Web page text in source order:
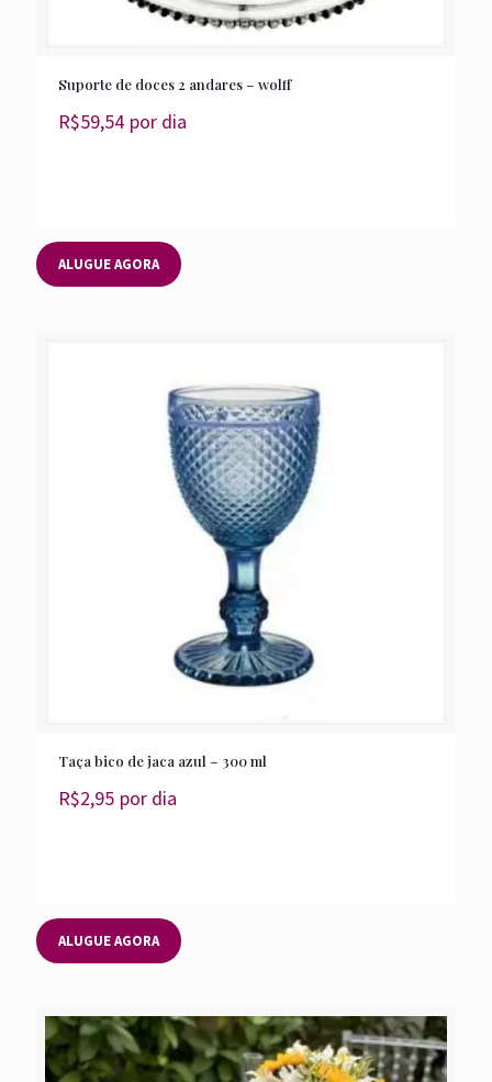
Suporte de doces 2 andares – wolff
R$59,54 por dia
ALUGUE AGORA
Taça bico de jaca azul – 300 ml
R$2,95 por dia
ALUGUE AGORA